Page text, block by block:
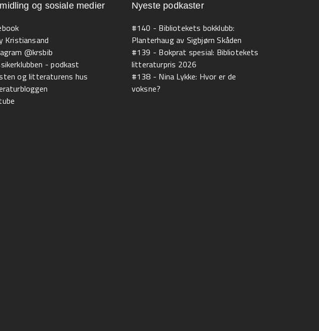
og sosiale medier
Kristiansand
@krsbib
- podkast
og litteraturens hus
Nyeste podkaster
#140 - Bibliotekets bokklubb:
Planterhaug av Sigbjørn Skåden
#139 - Bokprat spesial: Bibliotekets
litteraturpris 2026
#138 - Nina Lykke: Hvor er de
voksne?